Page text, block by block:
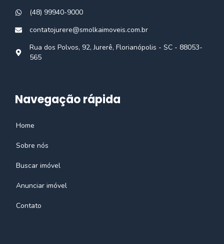
(48) 99940-9000
contatojurere@smolkaimoveis.com.br
Rua dos Polvos, 92, Jurerê, Florianópolis - SC - 88053-
565
Navegação rápida
Home
Sobre nós
Buscar imóvel
Anunciar imóvel
Contato